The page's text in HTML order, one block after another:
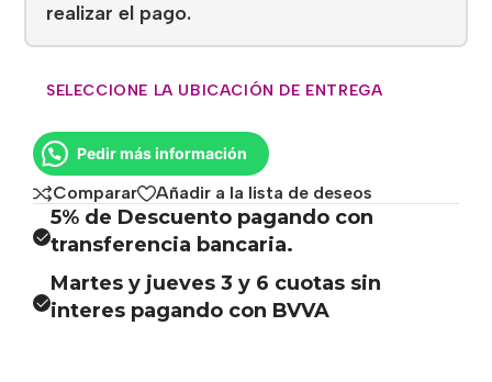
realizar el pago.
SELECCIONE LA UBICACIÓN DE ENTREGA
Pedir más información
Comparar Añadir a la lista de deseos
5% de Descuento pagando con
transferencia bancaria.
Martes y jueves 3 y 6 cuotas sin
interes pagando con BVVA